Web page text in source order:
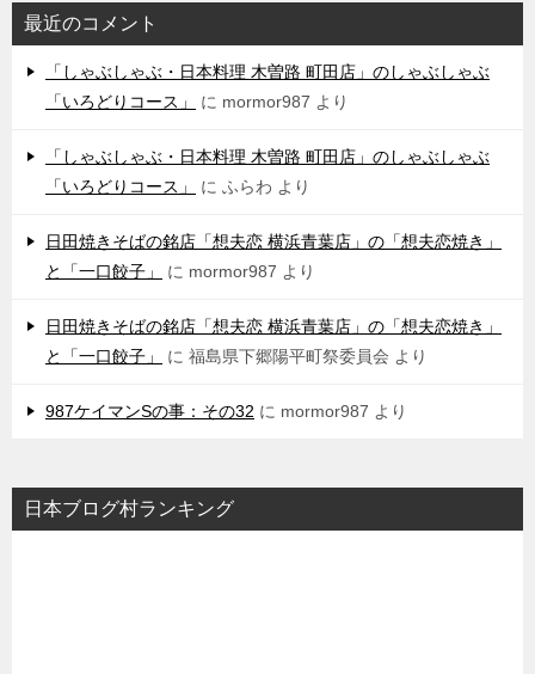
最近のコメント
「しゃぶしゃぶ・日本料理 木曽路 町田店」のしゃぶしゃぶ
「いろどりコース」
に mormor987 より
「しゃぶしゃぶ・日本料理 木曽路 町田店」のしゃぶしゃぶ
「いろどりコース」
に ふらわ より
日田焼きそばの銘店「想夫恋 横浜青葉店」の「想夫恋焼き」
と「一口餃子」
に mormor987 より
日田焼きそばの銘店「想夫恋 横浜青葉店」の「想夫恋焼き」
と「一口餃子」
に 福島県下郷陽平町祭委員会 より
987ケイマンSの事：その32 に mormor987 より
日本ブログ村ランキング